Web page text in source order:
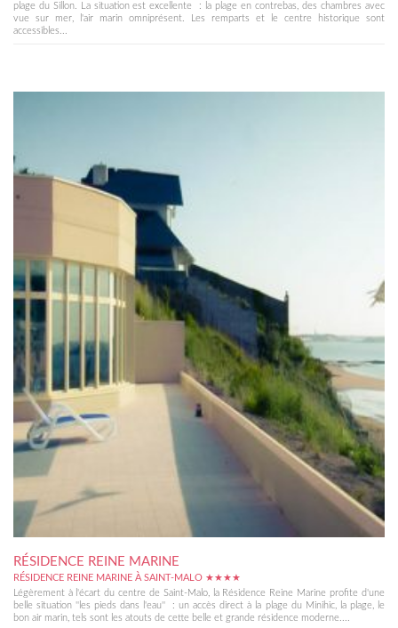
plage du Sillon. La situation est excellente : la plage en contrebas, des chambres avec
vue sur mer, l'air marin omniprésent. Les remparts et le centre historique sont
accessibles...
RÉSIDENCE REINE MARINE
RÉSIDENCE REINE MARINE À SAINT-MALO ★★★★
Légèrement à l'écart du centre de Saint-Malo, la Résidence Reine Marine profite d'une
belle situation ''les pieds dans l'eau'' : un accès direct à la plage du Minihic, la plage, le
bon air marin, tels sont les atouts de cette belle et grande résidence moderne....